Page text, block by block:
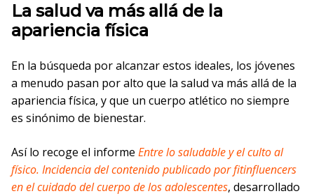
La salud va más allá de la
apariencia física
En la búsqueda por alcanzar estos ideales, los jóvenes
a menudo pasan por alto que la salud va más allá de la
apariencia física, y que un cuerpo atlético no siempre
es sinónimo de bienestar.
Así lo recoge el informe Entre lo saludable y el culto al
físico. Incidencia del contenido publicado por fitinfluencers
en el cuidado del cuerpo de los adolescentes, desarrollado